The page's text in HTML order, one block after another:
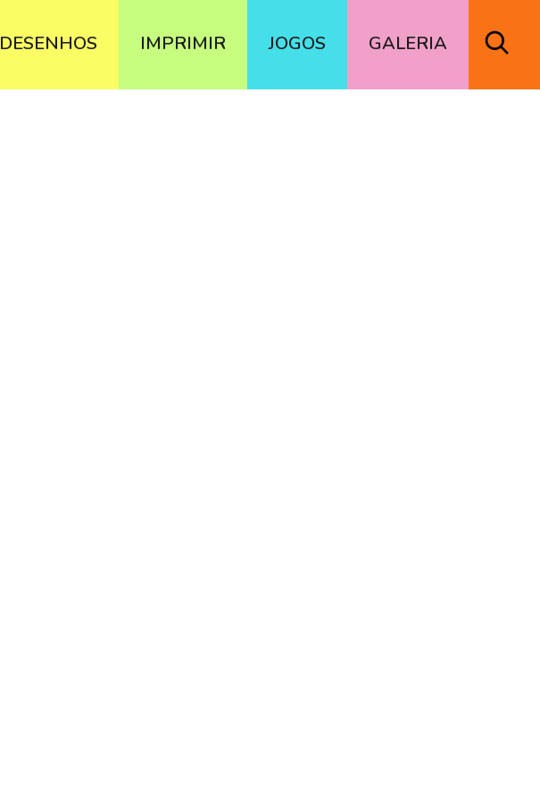
DESENHOS IMPRIMIR JOGOS GALERIA